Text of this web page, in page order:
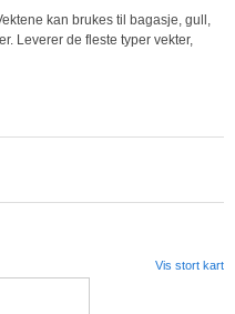
kan brukes til bagasje, gull,
Leverer de fleste typer vekter,
Vis stort kart